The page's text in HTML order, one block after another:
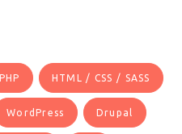
PHP HTML / CSS / SASS
WordPress Drupal